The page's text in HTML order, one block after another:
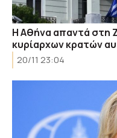
Η Αθήνα απαντά στη
κυρίαρχων κρατών
20/11 23:04